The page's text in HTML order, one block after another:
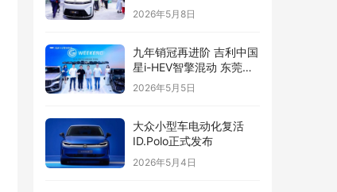
国际车展
2026年5月8日
九年销冠再进阶 吉利中国
星i-HEV智擎混动 东莞正
式上市
2026年5月5日
大众小型车电动化复活
ID.Polo正式发布
2026年5月4日